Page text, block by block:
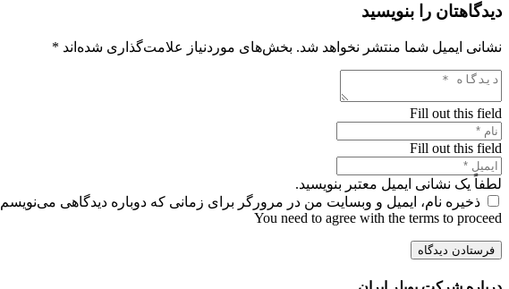
دیدگاهتان را بنویسید
نشانی ایمیل شما منتشر نخواهد شد. بخش‌های موردنیاز علامت‌گذاری شده‌اند *
Fill out this field
Fill out this field
لطفاً یک نشانی ایمیل معتبر بنویسید.
ذخیره نام، ایمیل و وبسایت من در مرورگر برای زمانی که دوباره دیدگاهی
You need to agree with the terms to proceed
فرستادن دیدگاه